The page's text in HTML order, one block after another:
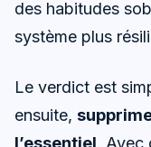
des habitudes
système plus
Le verdict est
ensuite,